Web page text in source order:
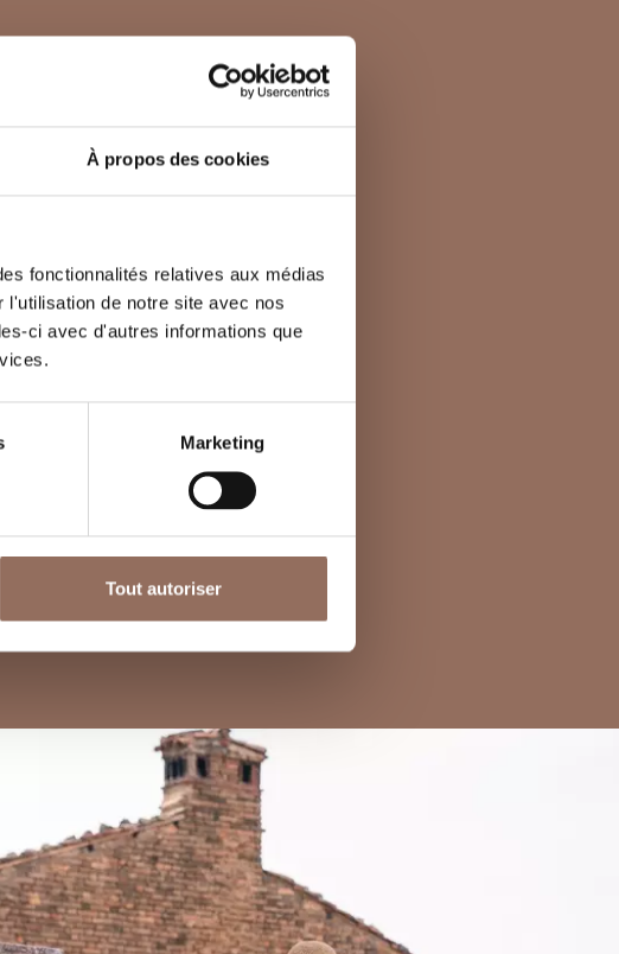
À propos des cookies
fonctionnalités relatives aux médias
de notre site avec nos
ci avec d'autres informations que
Marketing
Tout autoriser